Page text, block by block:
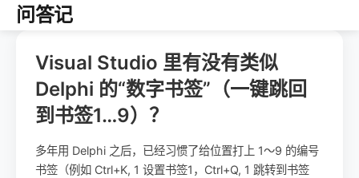
问答记
Visual Studio 里有没有类似
Delphi 的“数字书签”（一键跳回
到书签1…9）？
多年用 Delphi 之后，已经习惯了给位置打上 1～9 的编号
书签（例如 Ctrl+K, 1 设置书签1，Ctrl+Q, 1 跳转到书签